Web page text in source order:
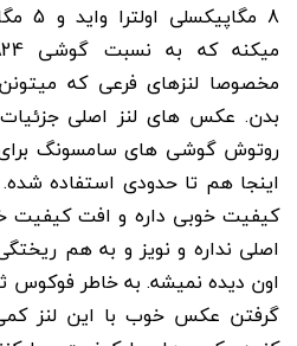
8
مخصوصا لنزهای فرعی که
بدن. عکس های لنز اصلی
روتوش گوشی های سامسونگ
اینجا هم تا حدودی استفاده شده.
کیفیت خوبی داره و افت کیفیت
اصلی نداره و نویز و به هم
گرفتن عکس خوب با این لنز